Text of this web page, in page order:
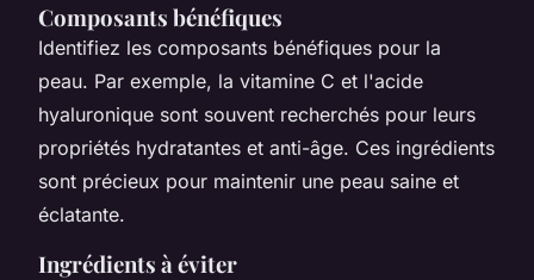
Composants bénéfiques
Identifiez les composants bénéfiques pour la
peau. Par exemple, la vitamine C et l'acide
hyaluronique sont souvent recherchés pour leurs
propriétés hydratantes et anti-âge. Ces ingrédients
sont précieux pour maintenir une peau saine et
éclatante.
Ingrédients à éviter